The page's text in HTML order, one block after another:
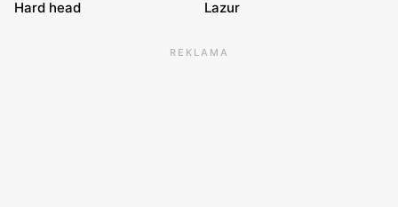
Hard head
Lazur
REKLAMA